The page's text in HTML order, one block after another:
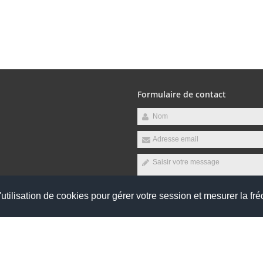
de cookies pour gérer votre session et mesurer la
Vendredi
Formulaire de contact